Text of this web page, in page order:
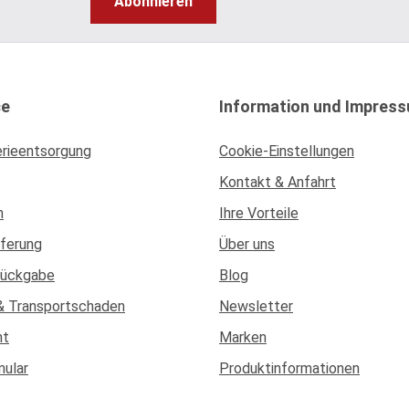
Transportschaden
Information und
Cookie-Einstellungen
Kontakt & Anfahrt
Ihre Vorteile
Über uns
Blog
Newsletter
Marken
Produktinformationen